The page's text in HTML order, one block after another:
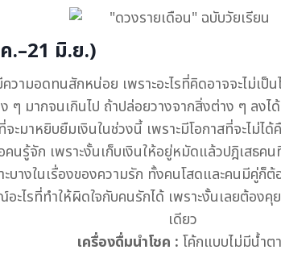
.–21 มิ.ย.)
ามอดทนสักหน่อย เพราะอะไรที่คิดอาจจะไม่เป็
ๆ มากจนเกินไป ถ้าปล่อยวางจากสิ่งต่าง ๆ ลง
ะมาหยิบยืมเงินในช่วงนี้ เพราะมีโอกาสที่จะไม่ไ
คนรู้จัก เพราะงั้นเก็บเงินให้อยู่หมัดแล้วปฎิเสธคน
ะบางในเรื่องของความรัก ทั้งคนโสดและคนมีคู่
ไรที่ทำให้ผิดใจกับคนรักได้ เพราะงั้นเลยต้องคุ
เดียว
เครื่องดื่มนำโชค : โค้กแบบไม่มีน้ำต